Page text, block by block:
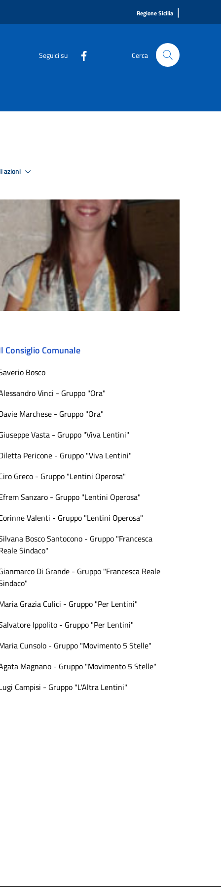
Regione Sicilia |
Seguici su Cerca
azioni
Consiglio Comunale
Bosco
Vinci - Gruppo "Ora"
Marchese - Gruppo "Ora"
Vasta - Gruppo "Viva Lentini"
Pericone - Gruppo "Viva Lentini"
Greco - Gruppo "Lentini Operosa"
Sanzaro - Gruppo "Lentini Operosa"
Valenti - Gruppo "Lentini Operosa"
Bosco Santocono - Gruppo "Francesca
Sindaco"
Di Grande - Gruppo "Francesca Reale
Grazia Culici - Gruppo "Per Lentini"
Ippolito - Gruppo "Per Lentini"
Cunsolo - Gruppo "Movimento 5 Stelle"
Magnano - Gruppo "Movimento 5 Stelle"
Campisi - Gruppo "L'Altra Lentini"